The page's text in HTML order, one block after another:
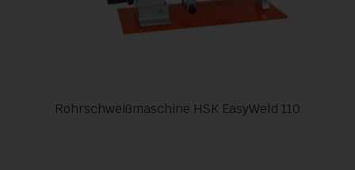
Rohrschweißmaschine HSK EasyWeld 110